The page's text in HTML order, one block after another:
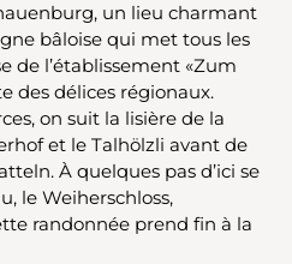
un lieu charmant
bâloise qui met tous les
de l’établissement «Zum
des délices régionaux.
on suit la lisière de la
et le Talhölzli avant de
À quelques pas d’ici se
le Weiherschloss,
randonnée prend fin à la